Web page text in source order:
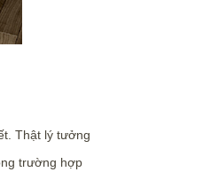
Thật lý tưởng
trường hợp